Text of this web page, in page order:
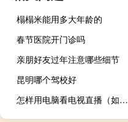
榻榻米能用多大年龄的
春节医院开门诊吗
亲朋好友过年注意哪些细节
昆明哪个驾校好
怎样用电脑看电视直播（如何用电脑看电视直播）